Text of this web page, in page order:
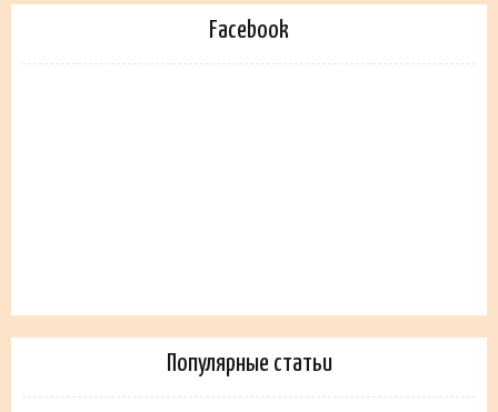
Facebook
Популярные статьи